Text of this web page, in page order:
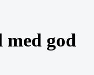
med god